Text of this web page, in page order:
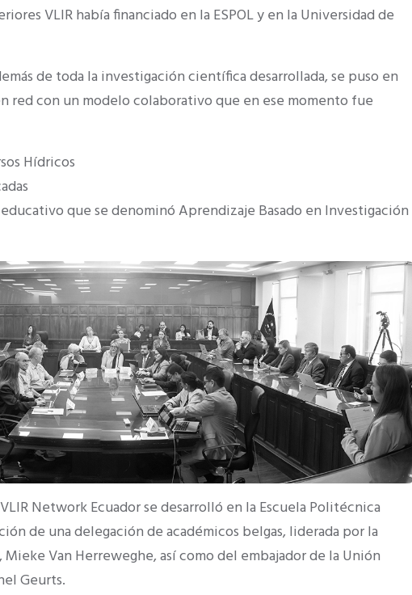
VLIR había financiado en la ESPOL y en la Universidad de
de toda la investigación científica desarrollada, se puso en
red con un modelo colaborativo que en ese momento fue
Hídricos
que se denominó Aprendizaje Basado en Investigación
Network Ecuador se desarrolló en la Escuela Politécnica
de una delegación de académicos belgas, liderada por la
Van Herreweghe, así como del embajador de la Unión
Geurts.